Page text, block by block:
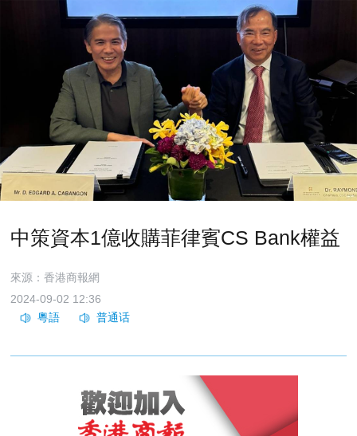
中策資本1億收購菲律賓CS Bank權益
來源：香港商報網
2024-09-02 12:36